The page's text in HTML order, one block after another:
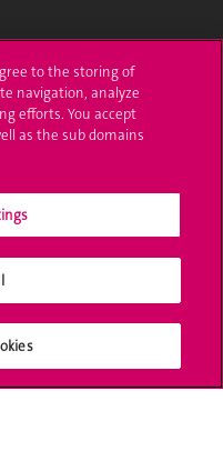
to the storing of
navigation, analyze
efforts. You accept
as the sub domains